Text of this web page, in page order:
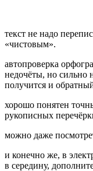
текст не надо
«чистовым».
автопроверка
недочёты, но сильно
получится и
хорошо понятен
рукописных
можно даже
и конечно же, в
в середину,